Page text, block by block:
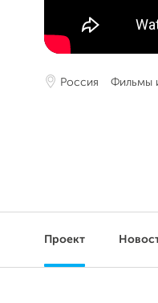
Россия Фильмы
Проект